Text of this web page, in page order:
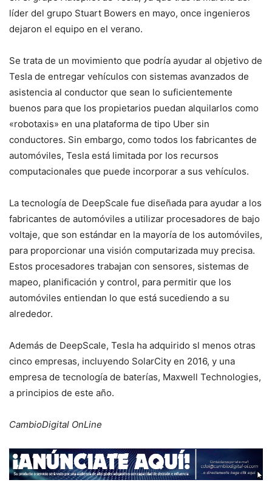
líder del grupo Stuart Bowers en mayo, once ingenieros
dejaron el equipo en el verano.
Se trata de un movimiento que podría ayudar al objetivo de
Tesla de entregar vehículos con sistemas avanzados de
asistencia al conductor que sean lo suficientemente
buenos para que los propietarios puedan alquilarlos como
«robotaxis» en una plataforma de tipo Uber sin
conductores. Sin embargo, como todos los fabricantes de
automóviles, Tesla está limitada por los recursos
computacionales que puede incorporar a sus vehículos.
La tecnología de DeepScale fue diseñada para ayudar a los
fabricantes de automóviles a utilizar procesadores de bajo
voltaje, que son estándar en la mayoría de los automóviles,
para proporcionar una visión computarizada muy precisa.
Estos procesadores trabajan con sensores, sistemas de
mapeo, planificación y control, para permitir que los
automóviles entiendan lo que está sucediendo a su
alrededor.
Además de DeepScale, Tesla ha adquirido sl menos otras
cinco empresas, incluyendo SolarCity en 2016, y una
empresa de tecnología de baterías, Maxwell Technologies,
a principios de este año.
CambioDigital OnLine